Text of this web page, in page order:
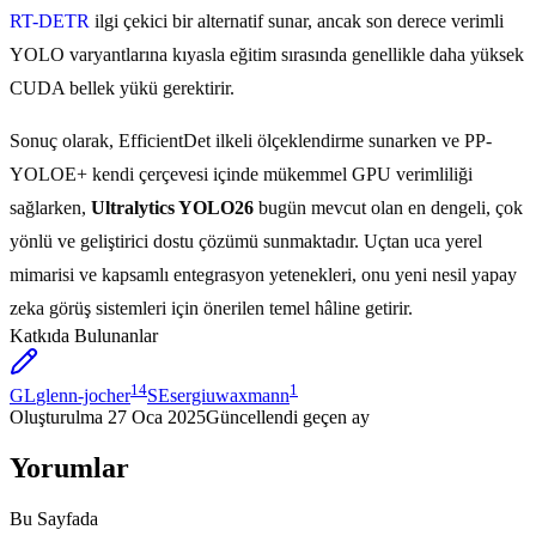
RT-DETR ilgi çekici bir alternatif sunar, ancak son derece verimli
YOLO varyantlarına kıyasla eğitim sırasında genellikle daha yüksek
CUDA bellek yükü gerektirir.
Sonuç olarak, EfficientDet ilkeli ölçeklendirme sunarken ve PP-
YOLOE+ kendi çerçevesi içinde mükemmel GPU verimliliği
sağlarken, Ultralytics YOLO26 bugün mevcut olan en dengeli, çok
yönlü ve geliştirici dostu çözümü sunmaktadır. Uçtan uca yerel
mimarisi ve kapsamlı entegrasyon yetenekleri, onu yeni nesil yapay
zeka görüş sistemleri için önerilen temel hâline getirir.
Katkıda Bulunanlar
GLglenn-jocher14SEsergiuwaxmann1
Oluşturulma 27 Oca 2025Güncellendi geçen ay
Yorumlar
Bu Sayfada